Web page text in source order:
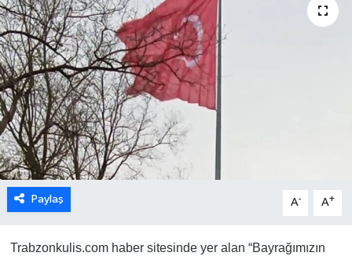
Paylaş A- A+
Trabzonkulis.com haber sitesinde yer alan “Bayrağımızın